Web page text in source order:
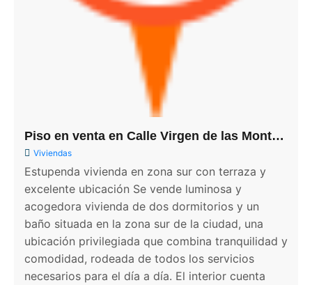
Piso en venta en Calle Virgen de las Montañas, 14
Viviendas
Estupenda vivienda en zona sur con terraza y
excelente ubicación Se vende luminosa y
acogedora vivienda de dos dormitorios y un
baño situada en la zona sur de la ciudad, una
ubicación privilegiada que combina tranquilidad y
comodidad, rodeada de todos los servicios
necesarios para el día a día. El interior cuenta